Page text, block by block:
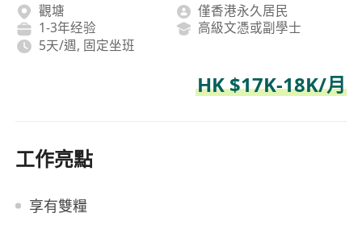
觀塘
僅香港永久居民
1-3年经验
高級文憑或副學士
5天/週, 固定坐班
HK $17K-18K/月
工作亮點
享有雙糧